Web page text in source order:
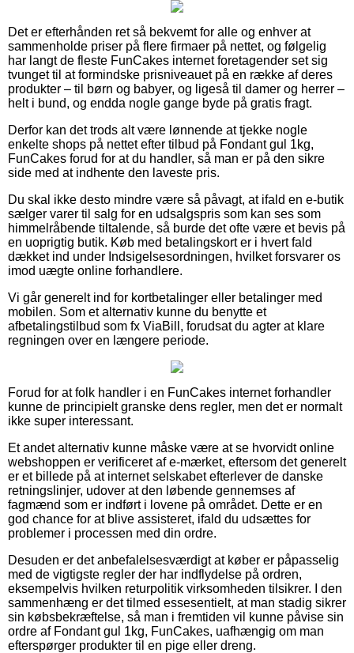
Det er efterhånden ret så bekvemt for alle og enhver at
sammenholde priser på flere firmaer på nettet, og følgelig
har langt de fleste FunCakes internet foretagender set sig
tvunget til at formindske prisniveauet på en række af deres
produkter – til børn og babyer, og ligeså til damer og herrer –
helt i bund, og endda nogle gange byde på gratis fragt.
Derfor kan det trods alt være lønnende at tjekke nogle
enkelte shops på nettet efter tilbud på Fondant gul 1kg,
FunCakes forud for at du handler, så man er på den sikre
side med at indhente den laveste pris.
Du skal ikke desto mindre være så påvagt, at ifald en e-butik
sælger varer til salg for en udsalgspris som kan ses som
himmelråbende tiltalende, så burde det ofte være et bevis på
en uoprigtig butik. Køb med betalingskort er i hvert fald
dækket ind under Indsigelsesordningen, hvilket forsvarer os
imod uægte online forhandlere.
Vi går generelt ind for kortbetalinger eller betalinger med
mobilen. Som et alternativ kunne du benytte et
afbetalingstilbud som fx ViaBill, forudsat du agter at klare
regningen over en længere periode.
Forud for at folk handler i en FunCakes internet forhandler
kunne de principielt granske dens regler, men det er normalt
ikke super interessant.
Et andet alternativ kunne måske være at se hvorvidt online
webshoppen er verificeret af e-mærket, eftersom det generelt
er et billede på at internet selskabet efterlever de danske
retningslinjer, udover at den løbende gennemses af
fagmænd som er indført i lovene på området. Dette er en
god chance for at blive assisteret, ifald du udsættes for
problemer i processen med din ordre.
Desuden er det anbefalelsesværdigt at køber er påpasselig
med de vigtigste regler der har indflydelse på ordren,
eksempelvis hvilken returpolitik virksomheden tilsikrer. I den
sammenhæng er det tilmed essesentielt, at man stadig sikrer
sin købsbekræftelse, så man i fremtiden vil kunne påvise sin
ordre af Fondant gul 1kg, FunCakes, uafhængig om man
efterspørger produkter til en pige eller dreng.